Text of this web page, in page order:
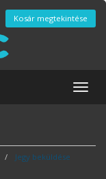
Kosár megtekintése
Jegy beküldése